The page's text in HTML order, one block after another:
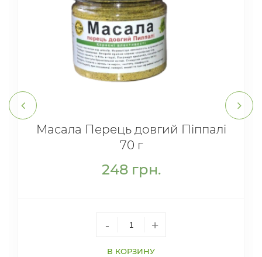
Масала Перець довгий Піппалі
70 г
248грн.
- +
В КОРЗИНУ